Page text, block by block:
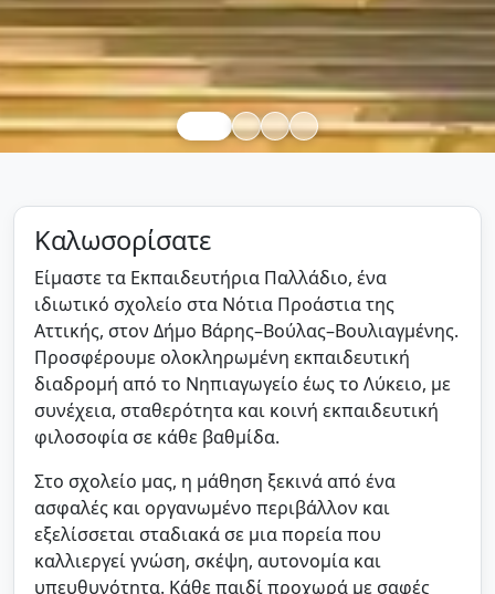
Καλωσορίσατε
Είμαστε τα Εκπαιδευτήρια Παλλάδιο, ένα
ιδιωτικό σχολείο στα Νότια Προάστια της
Αττικής, στον Δήμο Βάρης–Βούλας–Βουλιαγμένης.
Προσφέρουμε ολοκληρωμένη εκπαιδευτική
διαδρομή από το Νηπιαγωγείο έως το Λύκειο, με
συνέχεια, σταθερότητα και κοινή εκπαιδευτική
φιλοσοφία σε κάθε βαθμίδα.
Στο σχολείο μας, η μάθηση ξεκινά από ένα
ασφαλές και οργανωμένο περιβάλλον και
εξελίσσεται σταδιακά σε μια πορεία που
καλλιεργεί γνώση, σκέψη, αυτονομία και
υπευθυνότητα. Κάθε παιδί προχωρά με σαφές